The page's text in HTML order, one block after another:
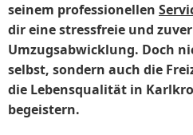
seinem professionellen
dir eine stressfreie und
Umzugsabwicklung. Doch
selbst, sondern auch die
die Lebensqualität in
begeistern.